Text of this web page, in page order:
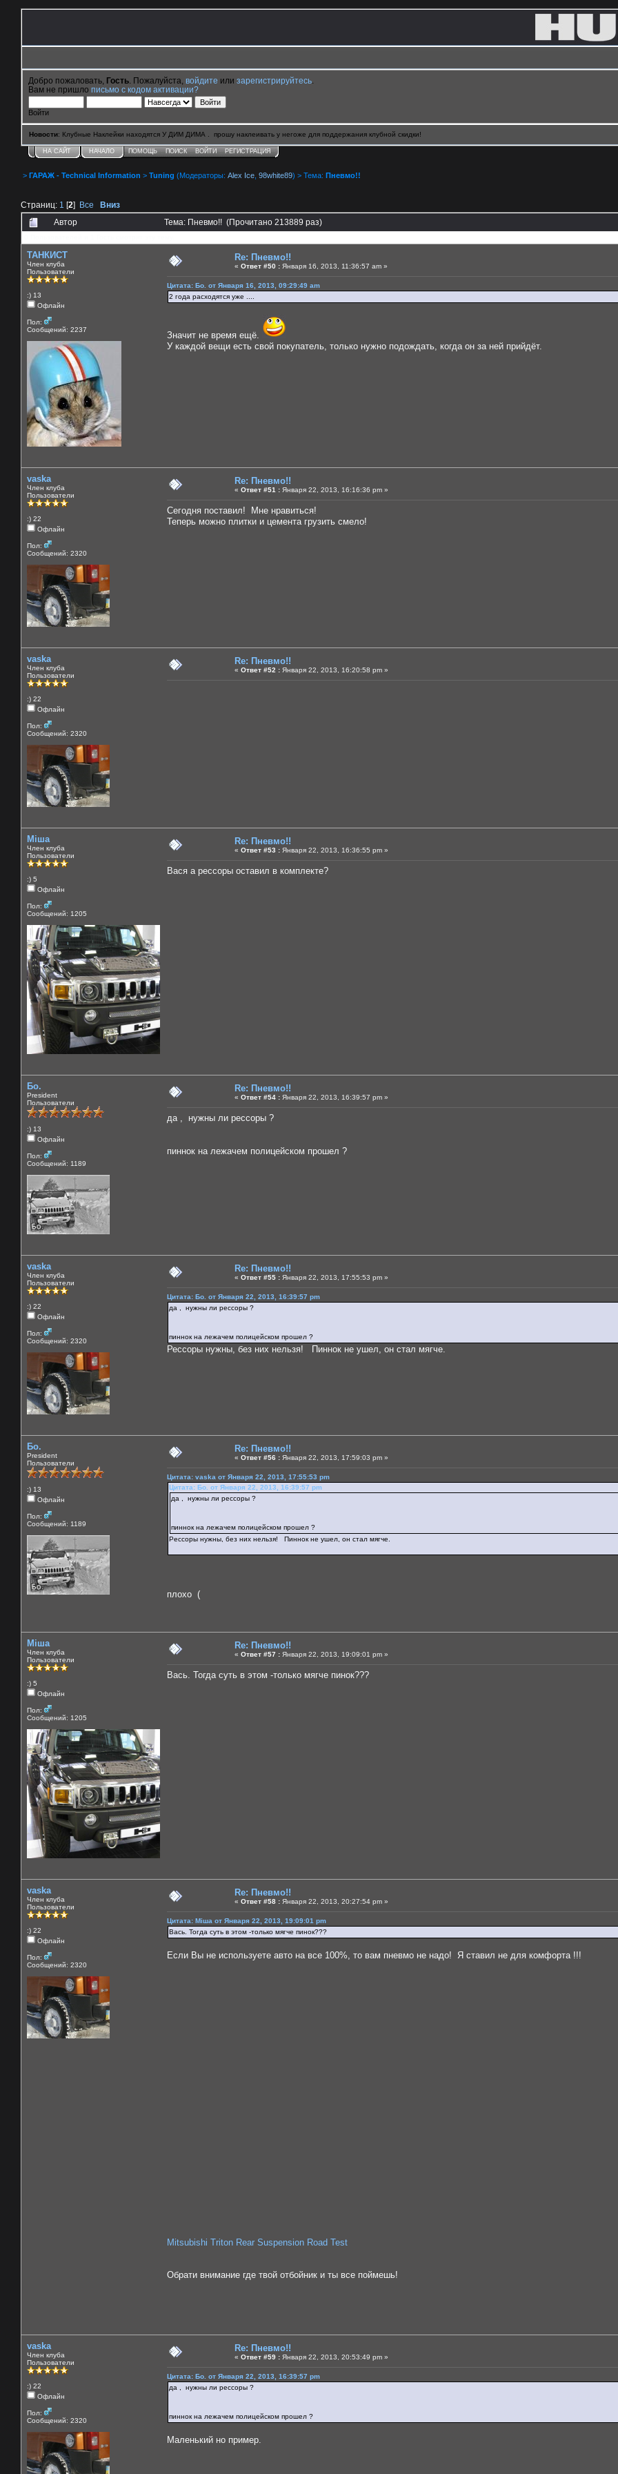
Добро пожаловать, Гость . Пожалуйста, войдите или зарегистрируйтесь
Вам не пришло письмо с кодом активации?
Войти
Новости: Клубные Наклейки находятся У ДИМ ДИМА . прошу наклеивать у негоже для поддержания клубной скидки!
НА САЙТ НАЧАЛО ПОМОЩЬ ПОИСК ВОЙТИ РЕГИСТРАЦИЯ
> ГАРАЖ - Technical Information > Tuning (Модераторы: Alex Ice 98white89) > Тема: Пневмо!!
Страниц: 1 [2] Все Вниз
Автор Тема: Пневмо!! (Прочитано 213889 раз)
ТАНКИСТ
Член клуба
Пользователи
:) 13
Офлайн
Пол:
Сообщений: 2237
Re: Пневмо!!
« Ответ #50 : Января 16, 2013, 11:36:57 am »
Цитата: Бо. от Января 16, 2013, 09:29:49 am
2 года расходятся уже ....
Значит не время ещё.
У каждой вещи есть свой покупатель, только нужно подождать, когда он за ней прийдёт.
vaska
Член клуба
Пользователи
:) 22
Офлайн
Пол:
Сообщений: 2320
Re: Пневмо!!
« Ответ #51 : Января 22, 2013, 16:16:36 pm »
Сегодня поставил! Мне нравиться!
Теперь можно плитки и цемента грузить смело!
vaska
Член клуба
Пользователи
:) 22
Офлайн
Пол:
Сообщений: 2320
Re: Пневмо!!
« Ответ #52 : Января 22, 2013, 16:20:58 pm »
Міша
Член клуба
Пользователи
:) 5
Офлайн
Пол:
Сообщений: 1205
Re: Пневмо!!
« Ответ #53 : Января 22, 2013, 16:36:55 pm »
Вася а рессоры оставил в комплекте?
Бо.
President
Пользователи
:) 13
Офлайн
Пол:
Сообщений: 1189
Re: Пневмо!!
« Ответ #54 : Января 22, 2013, 16:39:57 pm »
да , нужны ли рессоры ?
пиннок на лежачем полицейском прошел ?
vaska
Член клуба
Пользователи
:) 22
Офлайн
Пол:
Сообщений: 2320
Re: Пневмо!!
« Ответ #55 : Января 22, 2013, 17:55:53 pm »
Цитата: Бо. от Января 22, 2013, 16:39:57 pm
да , нужны ли рессоры ?
пиннок на лежачем полицейском прошел ?
Рессоры нужны, без них нельзя! Пиннок не ушел, он стал мягче.
Бо.
President
Пользователи
:) 13
Офлайн
Пол:
Сообщений: 1189
Re: Пневмо!!
« Ответ #56 : Января 22, 2013, 17:59:03 pm »
Цитата: vaska от Января 22, 2013, 17:55:53 pm
Цитата: Бо. от Января 22, 2013, 16:39:57 pm
да , нужны ли рессоры ?
пиннок на лежачем полицейском прошел ?
Рессоры нужны, без них нельзя! Пиннок не ушел, он стал мягче.
плохо (
Міша
Член клуба
Пользователи
:) 5
Офлайн
Пол:
Сообщений: 1205
Re: Пневмо!!
« Ответ #57 : Января 22, 2013, 19:09:01 pm »
Вась. Тогда суть в этом -только мягче пинок???
vaska
Член клуба
Пользователи
:) 22
Офлайн
Пол:
Сообщений: 2320
Re: Пневмо!!
« Ответ #58 : Января 22, 2013, 20:27:54 pm »
Цитата: Міша от Января 22, 2013, 19:09:01 pm
Вась. Тогда суть в этом -только мягче пинок???
Если Вы не используете авто на все 100%, то вам пневмо не надо! Я ставил не для комфорта !!!
Mitsubishi Triton Rear Suspension Road Test
Обрати внимание где твой отбойник и ты все поймешь!
vaska
Член клуба
Пользователи
:) 22
Офлайн
Пол:
Сообщений: 2320
Re: Пневмо!!
« Ответ #59 : Января 22, 2013, 20:53:49 pm »
Цитата: Бо. от Января 22, 2013, 16:39:57 pm
да , нужны ли рессоры ?
пиннок на лежачем полицейском прошел ?
Маленький но пример.